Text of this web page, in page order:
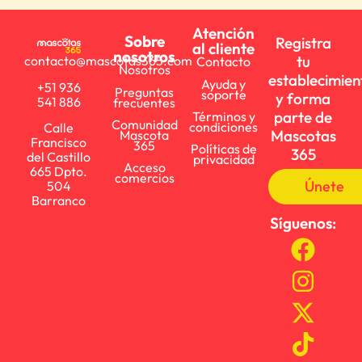
contacto@mascotas365.com
+51 936
541 886
Calle
Francisco
del Castillo
665 Dpto.
504
Barranco
Sobre
nosotros
Nosotros
Preguntas
frecuentes
Comunidad
Mascota
365
Acceso
comercios
Atención
al cliente
Contacto
Ayuda y
soporte
Términos y
condiciones
Políticas de
privacidad
Registra
tu
y forma
parte de
Mascotas
365
Únete
Síguenos: